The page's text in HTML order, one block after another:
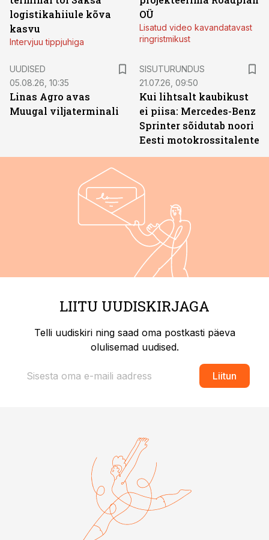
logistikahiiule kõva
kasvu
Intervjuu tippjuhiga
OÜ
Lisatud video kavandatavast
ringristmikust
UUDISED
05.08.26, 10:35
Linas Agro avas
Muugal viljaterminali
SISUTURUNDUS
21.07.26, 09:50
Kui lihtsalt kaubikust
ei piisa: Mercedes-Benz
Sprinter sõidutab noori
Eesti motokrossitalente
LIITU UUDISKIRJAGA
Telli uudiskiri ning saad oma postkasti päeva
olulisemad uudised.
Liitun